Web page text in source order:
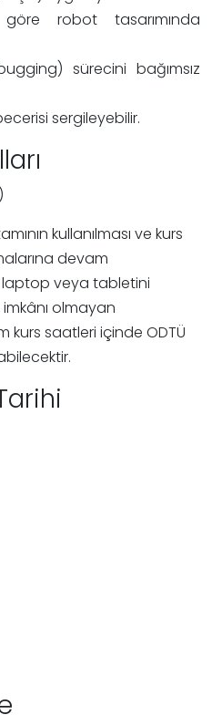
robot tasarımında
sürecini bağımsız
sergileyebilir.
kullanılması ve kurs
devam
laptop veya tabletini
olmayan
kurs saatleri içinde ODTÜ